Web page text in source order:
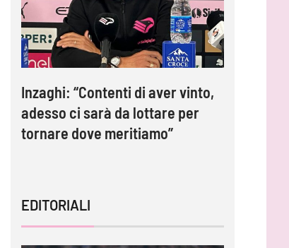
Inzaghi: “Contenti di aver vinto,
adesso ci sarà da lottare per
tornare dove meritiamo”
EDITORIALI